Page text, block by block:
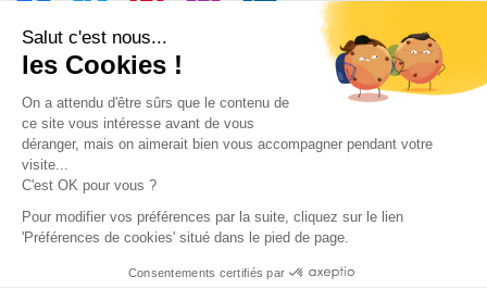
Salut c'est nous...
les Cookies !
On a attendu d'être sûrs que le contenu de
ce site vous intéresse avant de vous
déranger, mais on aimerait bien vous accompagner pendant votre
visite...
C'est OK pour vous ?
Pour modifier vos préférences par la suite, cliquez sur le lien
'Préférences de cookies' situé dans le pied de page.
Consentements certifiés par
Archidvisor
13 Rue des Cordeliers, 33000 Bordeaux, France
Copyright 2021